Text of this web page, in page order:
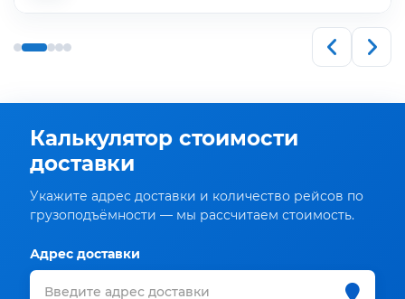
Калькулятор стоимости
доставки
Укажите адрес доставки и количество рейсов по
грузоподъёмности — мы рассчитаем стоимость.
Адрес доставки